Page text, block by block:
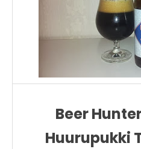
Beer
Huurupukki